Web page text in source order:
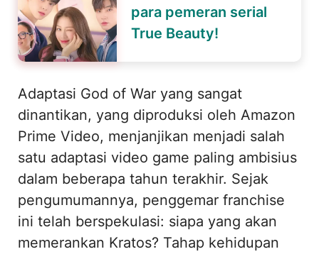
para pemeran serial
True Beauty!
Adaptasi God of War yang sangat
dinantikan, yang diproduksi oleh Amazon
Prime Video, menjanjikan menjadi salah
satu adaptasi video game paling ambisius
dalam beberapa tahun terakhir. Sejak
pengumumannya, penggemar franchise
ini telah berspekulasi: siapa yang akan
memerankan Kratos? Tahap kehidupan